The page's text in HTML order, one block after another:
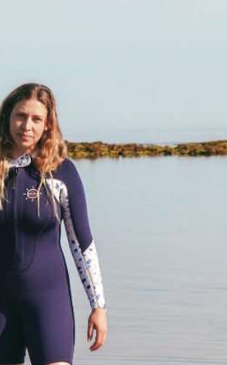
Plage
de Quiberon
AIMER